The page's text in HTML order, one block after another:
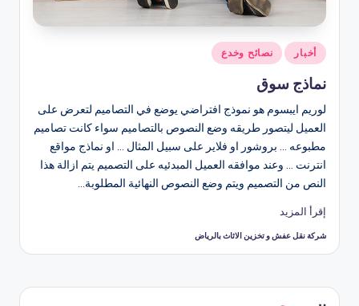
نُشر
في
أخبار نصائح وخدع
نماذج سوق
لوريم ايبسوم هو نموذج افتراضي يوضع في التصاميم لتعرض على
العميل ليتصور طريقه وضع النصوص بالتصاميم سواء كانت تصاميم
مطبوعه ... بروشور او فلاير على سبيل المثال ... او نماذج مواقع
انترنت ... وعند موافقه العميل المبدئيه على التصميم يتم ازالة هذا
النص من التصميم ويتم وضع النصوص النهائية المطلوبة…
إقرأ المزيد
تمّ
شركة نقل عفش و تخزين الاثاث بالرياض